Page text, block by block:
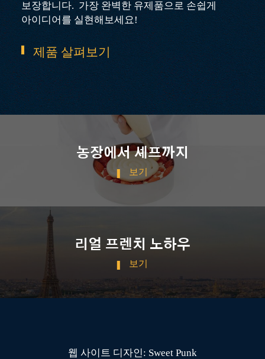
보장합니다. 가장 완벽한 유제품으로 손쉽게
아이디어를 실현해보세요!
제품 살펴보기
농장에서 셰프까지
보기
리얼 프렌치 노하우
보기
웹 사이트 디자인: Sweet Punk